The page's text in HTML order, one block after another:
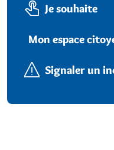
Je souhaite
Mon espace
Signaler un